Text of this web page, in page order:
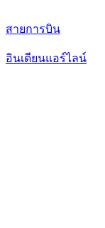
สายการบิน
อินเดียนแอร์ไลน์